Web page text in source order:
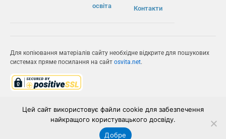
освіта
Контакти
Для копіювання матеріалів сайту необхідне відкрите для пошукових
системах пряме посилання на сайт osvita.net.
ІВС «ОСВІТА»
Цей сайт використовує файли cookie для забезпечення
найкращого користувацького досвіду.
Добре